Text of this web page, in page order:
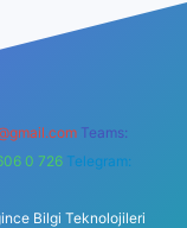
Teams:
0 726 Telegram:
Bilgi Teknolojileri